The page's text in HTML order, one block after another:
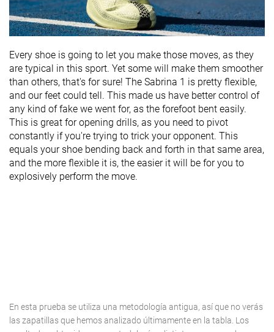
Every shoe is going to let you make those moves, as they
are typical in this sport. Yet some will make them smoother
than others, that's for sure! The Sabrina 1 is pretty flexible,
and our feet could tell. This made us have better control of
any kind of fake we went for, as the forefoot bent easily.
This is great for opening drills, as you need to pivot
constantly if you're trying to trick your opponent. This
equals your shoe bending back and forth in that same area,
and the more flexible it is, the easier it will be for you to
explosively perform the move.
En esta prueba se utiliza una metodología antigua, así que no verás
las zapatillas que hemos analizado últimamente en la tabla. Los